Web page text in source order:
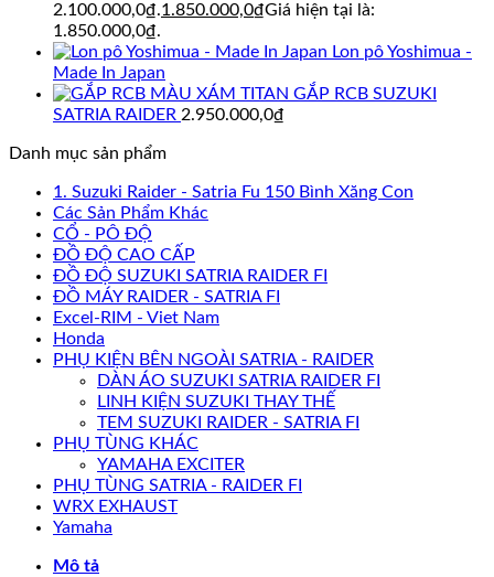
2.100.000,0₫.1.850.000,0₫Giá hiện tại là:
1.850.000,0₫.
Lon pô Yoshimua -
Made In Japan
GẮP RCB SUZUKI
SATRIA RAIDER 2.950.000,0₫
Danh mục sản phẩm
1. Suzuki Raider - Satria Fu 150 Bình Xăng Con
Các Sản Phẩm Khác
CỔ - PÔ ĐỘ
ĐỒ ĐỘ CAO CẤP
ĐỒ ĐỘ SUZUKI SATRIA RAIDER FI
ĐỒ MÁY RAIDER - SATRIA FI
Excel-RIM - Viet Nam
Honda
PHỤ KIỆN BÊN NGOÀI SATRIA - RAIDER
DÀN ÁO SUZUKI SATRIA RAIDER FI
LINH KIỆN SUZUKI THAY THẾ
TEM SUZUKI RAIDER - SATRIA FI
PHỤ TÙNG KHÁC
YAMAHA EXCITER
PHỤ TÙNG SATRIA - RAIDER FI
WRX EXHAUST
Yamaha
Mô tả